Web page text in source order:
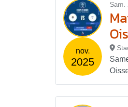
nov.
2025
Sam.